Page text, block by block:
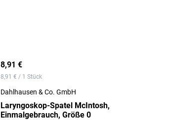
8,91 €
8,91 € / 1 Stück
Dahlhausen & Co. GmbH
Laryngoskop-Spatel McIntosh,
Einmalgebrauch, Größe 0